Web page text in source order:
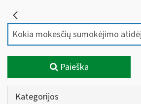
Paieška
Kategorijos